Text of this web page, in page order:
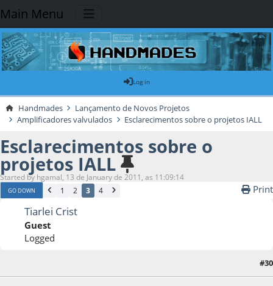
Main Menu
Log in
Handmades
Lançamento de Novos Projetos
Amplificadores valvulados
Esclarecimentos sobre o projetos IALL
Esclarecimentos sobre o
projetos IALL
Started by hgamal, 13 de January de 2011, as 11:09:14
GO DOWN 1 2 3 4 Print
Tiarlei Crist
Guest
Logged
#30